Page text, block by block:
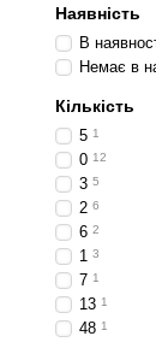
Наявність
В
Немає в
Кількість
5 1
0 12
3 5
2 6
6 2
1 3
7 1
13 1
48 1